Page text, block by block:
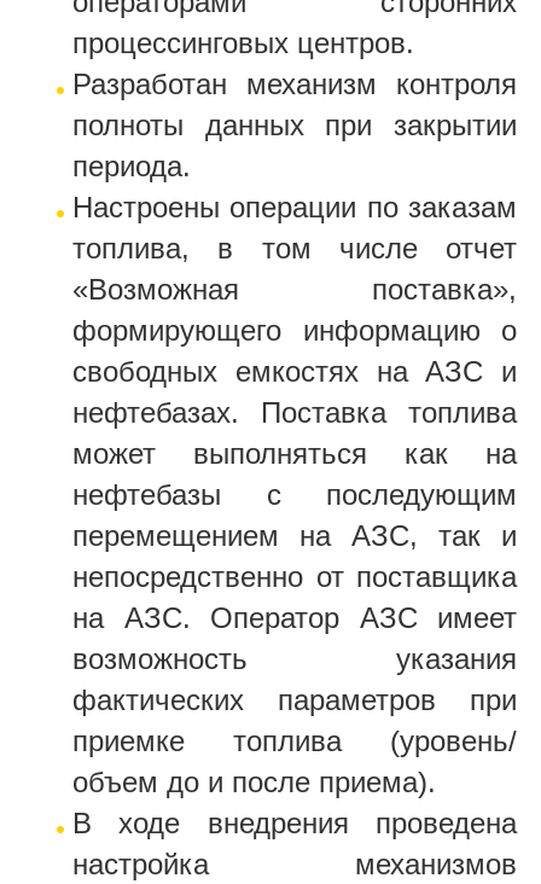
процессинговых центров.
Разработан механизм контроля
полноты данных при закрытии
периода.
Настроены операции по заказам
топлива, в том числе отчет
«Возможная поставка»,
формирующего информацию о
свободных емкостях на АЗС и
нефтебазах. Поставка топлива
может выполняться как на
нефтебазы с последующим
перемещением на АЗС, так и
непосредственно от поставщика
на АЗС. Оператор АЗС имеет
возможность указания
фактических параметров при
приемке топлива (уровень/
объем до и после приема).
В ходе внедрения проведена
настройка механизмов